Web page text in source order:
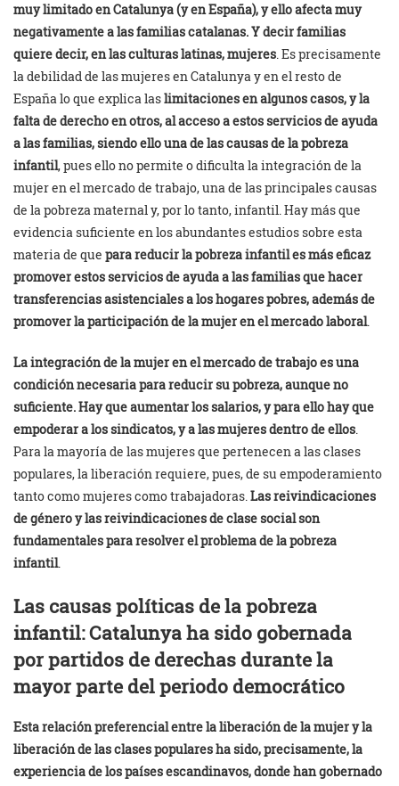
muy limitado en Catalunya (y en España), y ello afecta muy
negativamente a las familias catalanas. Y decir familias
quiere decir, en las culturas latinas, mujeres. Es precisamente
la debilidad de las mujeres en Catalunya y en el resto de
España lo que explica laslimitaciones en algunos casos, y la
falta de derecho en otros, al acceso a estos servicios de ayuda
a las familias, siendo ello una de las causas de la pobreza
infantil, pues ello no permite o dificulta la integración de la
mujer en el mercado de trabajo, una de las principales causas
de la pobreza maternal y, por lo tanto, infantil. Hay más que
evidencia suficiente en los abundantes estudios sobre esta
materia de que para reducir la pobreza infantil es más eficaz
promover estos servicios de ayuda a las familias que hacer
transferencias asistenciales a los hogares pobres, además de
promover la participación de la mujer en el mercado laboral.
La integración de la mujer en el mercado de trabajo es una
condición necesaria para reducir su pobreza, aunque no
suficiente. Hay que aumentar los salarios, y para ello hay que
empoderar a los sindicatos, y a las mujeres dentro de ellos.
Para la mayoría de las mujeres que pertenecen a las clases
populares, la liberación requiere, pues, de su empoderamiento
tanto como mujeres como trabajadoras.Las reivindicaciones
de género y las reivindicaciones de clase social son
fundamentales para resolver el problema de la pobreza
infantil.
Las causas políticas de la pobreza
infantil: Catalunya ha sido gobernada
por partidos de derechas durante la
mayor parte del periodo democrático
Esta relación preferencial entre la liberación de la mujer y la
liberación de las clases populares ha sido, precisamente, la
experiencia de los países escandinavos, donde han gobernado